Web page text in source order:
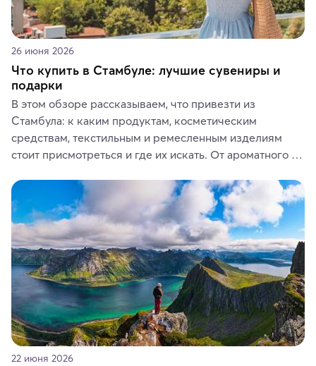
26 июня 2026
Что купить в Стамбуле: лучшие сувениры и
подарки
В этом обзоре рассказываем, что привезти из
Стамбула: к каким продуктам, косметическим
средствам, текстильным и ремесленным изделиям
стоит присмотреться и где их искать. От ароматного
керамики и изделий из кожи на турецких рынках и в
аутентичных лавках — в подарок близким или себе на
память о путешествии.
22 июня 2026